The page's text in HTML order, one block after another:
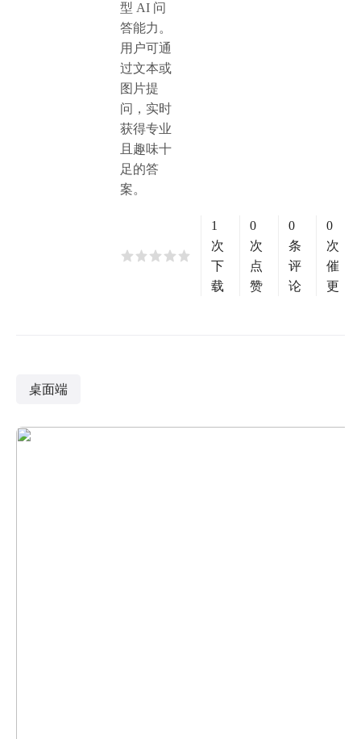
型 AI 问
答能力。
用户可通
过文本或
图片提
问，实时
获得专业
且趣味十
足的答
案。
1
次
下
载
0
次
点
赞
0
条
评
论
0
次
催
更
桌面端